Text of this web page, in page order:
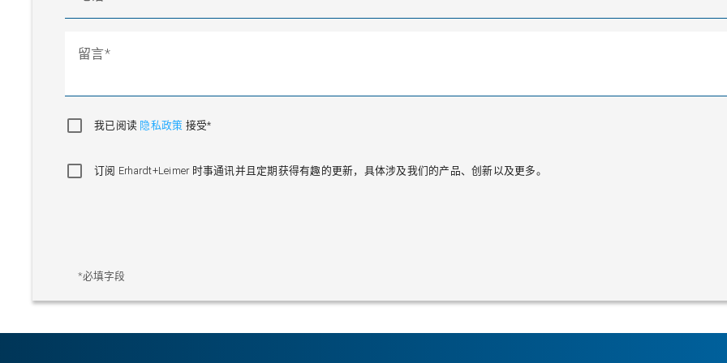
留言
我已阅读 隐私政策 接受*
订阅 Erhardt+Leimer 时事通讯并且定期获得有趣的更新，具体涉及我们的产品、创新以及更多。
*必填字段